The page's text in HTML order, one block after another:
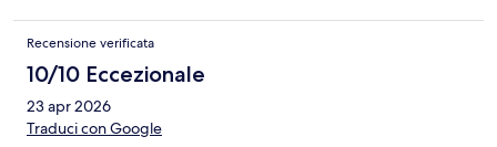
Recensione verificata
10/10 Eccezionale
23 apr 2026
Traduci con Google